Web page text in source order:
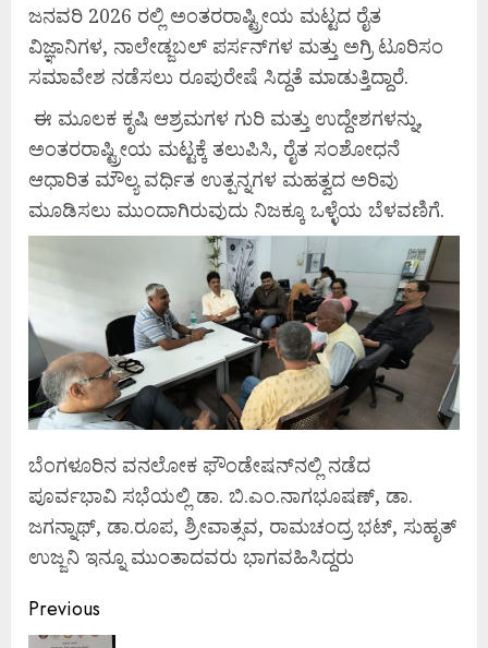
ಜನವರಿ 2026 ರಲ್ಲಿ ಅಂತರರಾಷ್ಟ್ರೀಯ ಮಟ್ಟದ ರೈತ
ವಿಜ್ಞಾನಿಗಳ, ನಾಲೇಡ್ಜಬಲ್ ಪರ್ಸನ್‍ಗಳ ಮತ್ತು ಅಗ್ರಿ ಟೂರಿಸಂ
ಸಮಾವೇಶ ನಡೆಸಲು ರೂಪುರೇಷೆ ಸಿದ್ದತೆ ಮಾಡುತ್ತಿದ್ದಾರೆ.
ಈ ಮೂಲಕ ಕೃಷಿ ಆಶ್ರಮಗಳ ಗುರಿ ಮತ್ತು ಉದ್ದೇಶಗಳನ್ನು,
ಅಂತರರಾಷ್ಟ್ರೀಯ ಮಟ್ಟಕ್ಕೆ ತಲುಪಿಸಿ, ರೈತ ಸಂಶೋಧನೆ
ಆಧಾರಿತ ಮೌಲ್ಯ ವರ್ಧಿತ ಉತ್ಪನ್ನಗಳ ಮಹತ್ವದ ಅರಿವು
ಮೂಡಿಸಲು ಮುಂದಾಗಿರುವುದು ನಿಜಕ್ಕೂ ಒಳ್ಳೆಯ ಬೆಳವಣಿಗೆ.
ಬೆಂಗಳೂರಿನ ವನಲೋಕ ಫೌಂಡೇಷನ್‍ನಲ್ಲಿ ನಡೆದ
ಪೂರ್ವಭಾವಿ ಸಭೆಯಲ್ಲಿ ಡಾ. ಬಿ.ಎಂ.ನಾಗಭೂಷಣ್, ಡಾ.
ಜಗನ್ನಾಥ್, ಡಾ.ರೂಪ, ಶ್ರೀವಾತ್ಸವ, ರಾಮಚಂದ್ರ ಭಟ್, ಸುಹೃತ್
ಉಜ್ಜನಿ ಇನ್ನೂ ಮುಂತಾದವರು ಭಾಗವಹಿಸಿದ್ದರು
Previous